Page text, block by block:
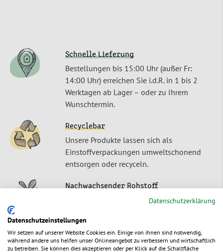
Schnelle Lieferung
Bestellungen bis 15:00 Uhr (außer Fr:
14:00 Uhr) erreichen Sie i.d.R. in 1 bis 2
Werktagen ab Lager – oder zu Ihrem
Wunschtermin.
Recyclebar
Unsere Produkte lassen sich als
Einstoffverpackungen umweltschonend
entsorgen oder recyceln.
Nachwachsender Rohstoff
Unser Produkte sind aus einem
gefertigt.
Datenschutzerklärung
Datenschutzeinstellungen
Wir setzen auf unserer Website Cookies ein. Einige von ihnen sind notwendig,
während andere uns helfen unser Onlineangebot zu verbessern und wirtschaftlich
zu betreiben. Sie können dies akzeptieren oder per Klick auf die Schaltfläche